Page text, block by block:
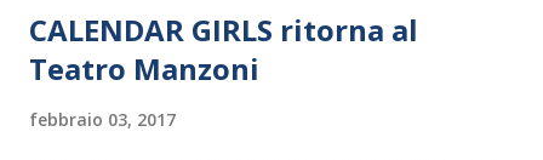
CALENDAR GIRLS ritorna al
Teatro Manzoni
febbraio 03, 2017